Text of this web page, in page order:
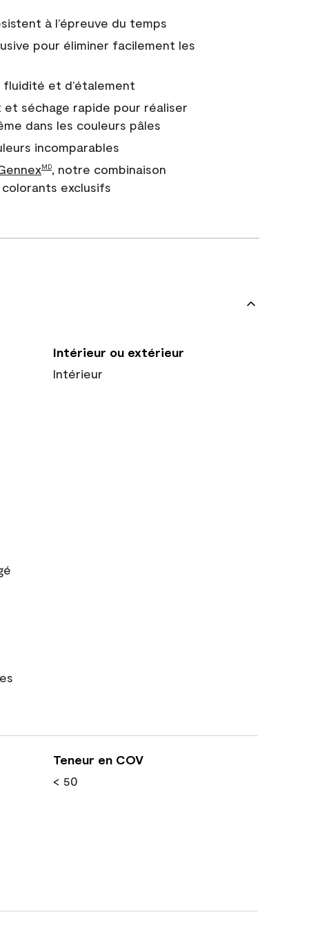
à l’épreuve du temps
pour éliminer facilement les
et d’étalement
séchage rapide pour réaliser
dans les couleurs pâles
incomparables
MD, notre combinaison
exclusifs
Intérieur ou extérieur
Intérieur
Teneur en COV
< 50